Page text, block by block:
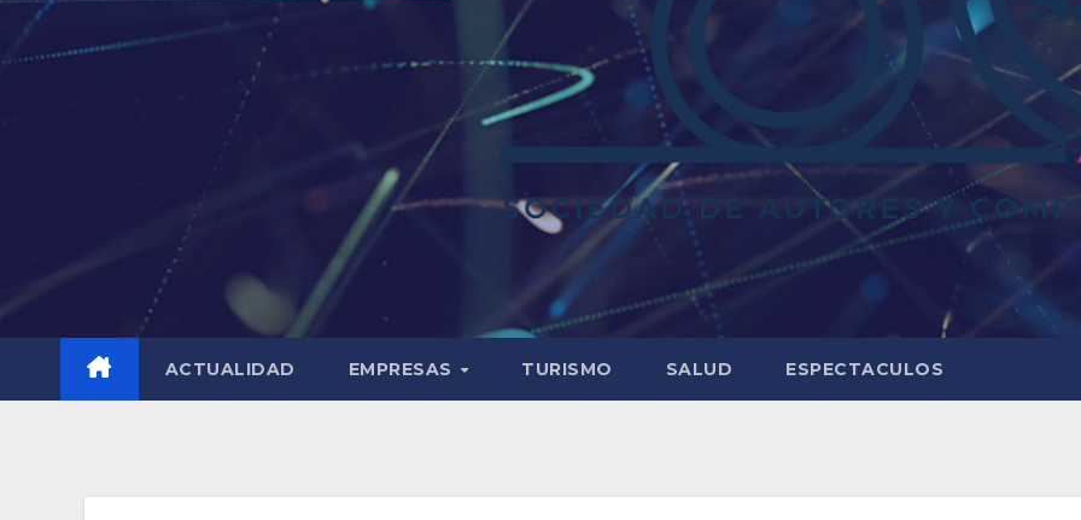
ACTUALIDAD EMPRESAS TURISMO SALUD ESPECTACULOS